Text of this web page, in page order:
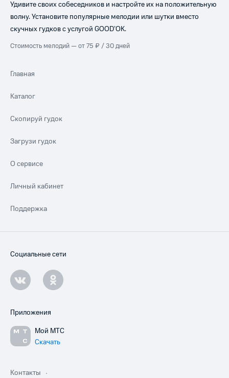
Удивите своих собеседников и настройте их на положительную
волну. Установите популярные мелодии или шутки вместо
скучных гудков с услугой GOOD’OK.
Стоимость мелодий — от 75 ₽ / 30 дней
Главная
Каталог
Скопируй гудок
Загрузи гудок
О сервисе
Личный кабинет
Поддержка
Социальные сети
Приложения
Мой МТС
Скачать
Контакты